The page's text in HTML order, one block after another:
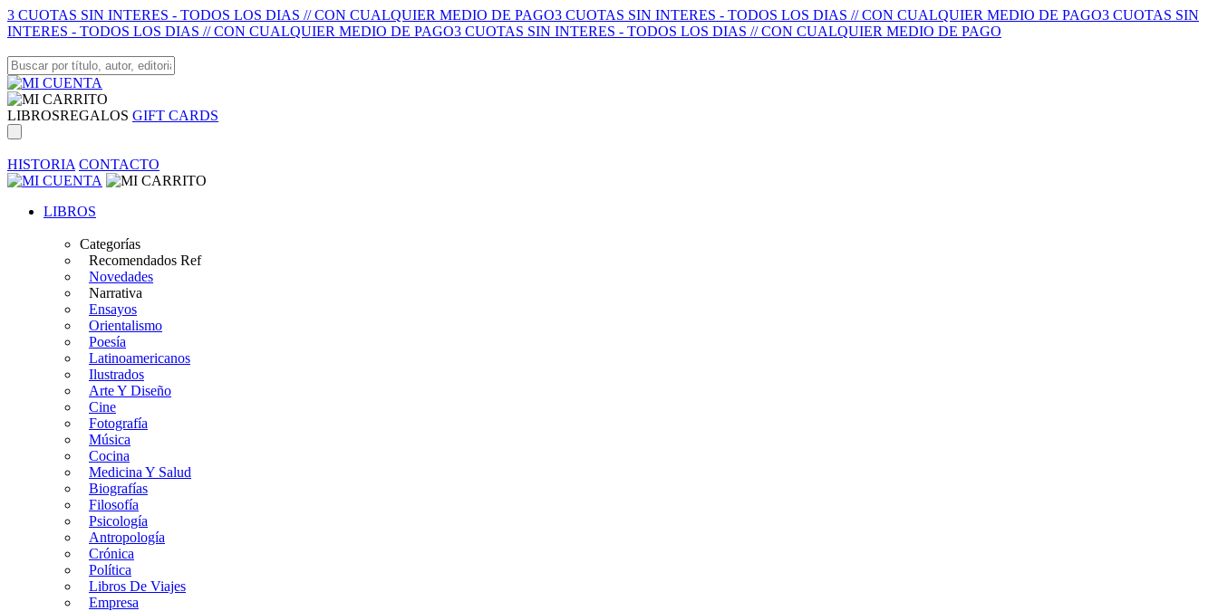
3 CUOTAS SIN INTERES - TODOS LOS DIAS // CON CUALQUIER MEDIO DE PAGO3 CUOTAS SIN INTERES - TODOS LOS DIAS // CON CUALQUIER MEDIO DE PAGO3 CUOTAS SIN
INTERES - TODOS LOS DIAS // CON CUALQUIER MEDIO DE PAGO3 CUOTAS SIN INTERES - TODOS LOS DIAS // CON CUALQUIER MEDIO DE PAGO
LIBROSREGALOS GIFT CARDS
HISTORIA CONTACTO
LIBROS
Categorías
Recomendados Ref
Novedades
Narrativa
Ensayos
Orientalismo
Poesía
Latinoamericanos
Ilustrados
Arte Y Diseño
Cine
Fotografía
Música
Cocina
Medicina Y Salud
Biografías
Filosofía
Psicología
Antropología
Crónica
Política
Libros De Viajes
Empresa